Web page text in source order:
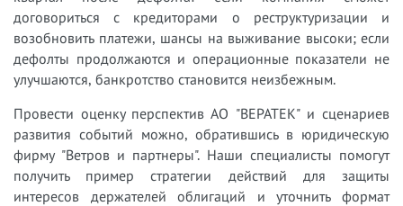
договориться с кредиторами о реструктуризации и
возобновить платежи, шансы на выживание высоки; если
дефолты продолжаются и операционные показатели не
улучшаются, банкротство становится неизбежным.
Провести оценку перспектив АО "ВЕРАТЕК" и сценариев
развития событий можно, обратившись в юридическую
фирму "Ветров и партнеры". Наши специалисты помогут
получить пример стратегии действий для защиты
интересов держателей облигаций и уточнить формат